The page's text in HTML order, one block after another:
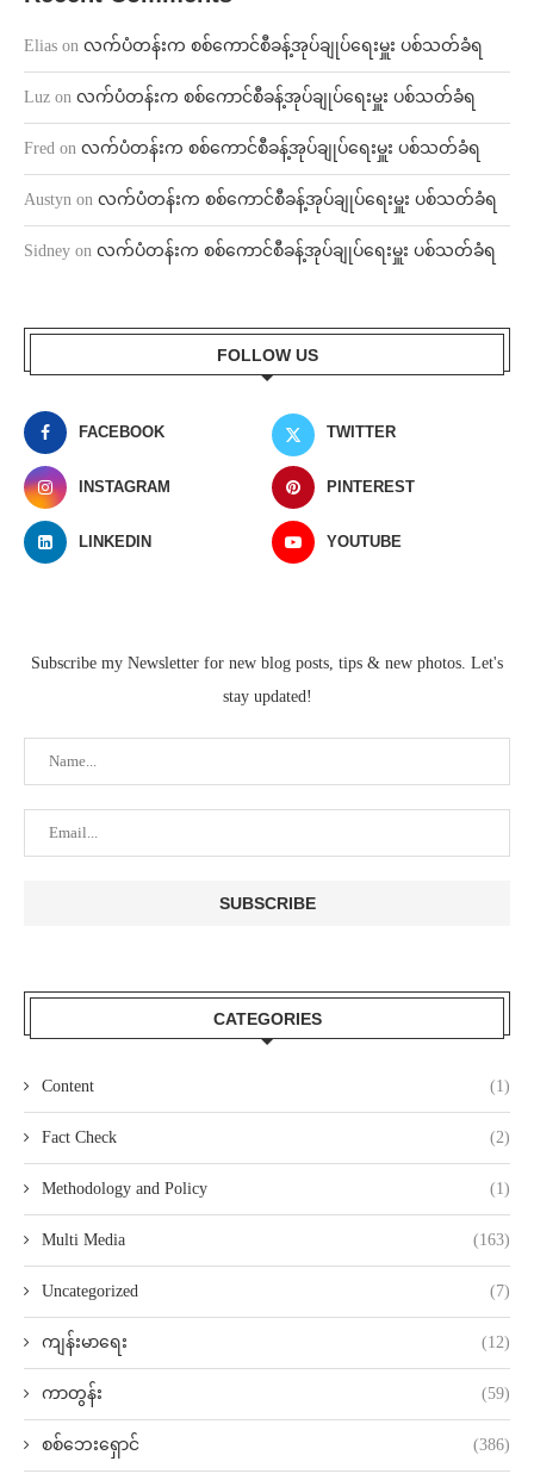
Elias on လက်ပံတန်းက စစ်ကောင်စီခန့်အုပ်ချုပ်ရေးမှူး ပစ်သတ်ခံရ
Luz on လက်ပံတန်းက စစ်ကောင်စီခန့်အုပ်ချုပ်ရေးမှူး ပစ်သတ်ခံရ
Fred on လက်ပံတန်းက စစ်ကောင်စီခန့်အုပ်ချုပ်ရေးမှူး ပစ်သတ်ခံရ
Austyn on လက်ပံတန်းက စစ်ကောင်စီခန့်အုပ်ချုပ်ရေးမှူး ပစ်သတ်ခံရ
Sidney on လက်ပံတန်းက စစ်ကောင်စီခန့်အုပ်ချုပ်ရေးမှူး ပစ်သတ်ခံရ
FOLLOW US
FACEBOOK TWITTER
INSTAGRAM PINTEREST
LINKEDIN YOUTUBE
Subscribe my Newsletter for new blog posts, tips & new photos. Let's
stay updated!
CATEGORIES
Content (1)
Fact Check (2)
Methodology and Policy (1)
Multi Media (163)
Uncategorized (7)
ကျန်းမာရေး (12)
ကာတွန်း (59)
စစ်ဘေးရှောင် (386)